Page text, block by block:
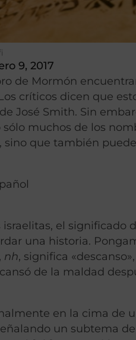
9, 2017
de Mormón
críticos dicen que
José Smith. Sin
muchos de los
sino que también
el significado
una historia.
nh, significa
de la maldad
en la cima de
un subtema